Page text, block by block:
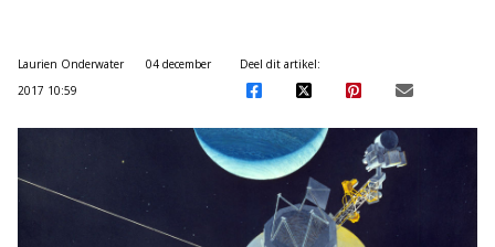
Laurien Onderwater
04 december
2017 10:59
Deel dit artikel: